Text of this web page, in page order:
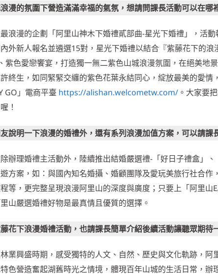
漫的氛圍下營造滿滿幸福的氣氛，想請問課長活動可以在哪
浪漫的企劃「阿里山神木下婚禮貳部曲-星光下婚禮」，活
外新人報名並遴選15對，星光下婚禮以結合『紫藤花下的浪
紫色愛戀饗宴，打造獨一無二紫色山城浪漫氛圍，在絕美地
終生，如同緊緊交纏的紫色花葉永結同心，綻放最美的愛情
GO」電商平臺 https://alishan.welcometw.com/。大家要把
！
說明一下浪漫的婚禮外，還有系列浪漫加值方案，可以請課
辦理婚禮主活動外，陸續推出結婚嚴選禮-「好日子禮盒」
方案，如：與國內知名婚攝、婚顧團隊及愛玩美旅行社合作
等，更完整呈現浪漫阿里山的深度與廣度；只要上「阿里山
山嚴選婚禮好物是最真情且優質的選擇。
花下浪漫婚禮活動，也請課長簡單介紹後續活動讓聽眾期待
業興盛時期，感受獨特的人文、自然、歷史與文化軌跡，阿
色營造奮起湖舊時光之情境，體現百年山城的生活日常，辦